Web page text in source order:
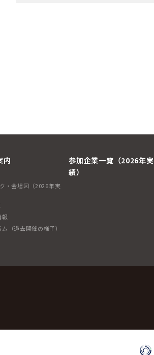
内
・会場図（2026年実
報
（過去開催の様子）
参加企業一覧（2026年実
績）